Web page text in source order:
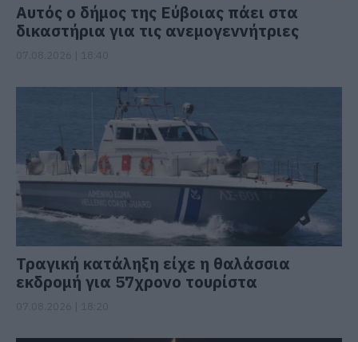
Αυτός ο δήμος της Εύβοιας πάει στα
δικαστήρια για τις ανεμογεννήτριες
Τραγική κατάληξη είχε η θαλάσσια
εκδρομή για 57χρονο τουρίστα